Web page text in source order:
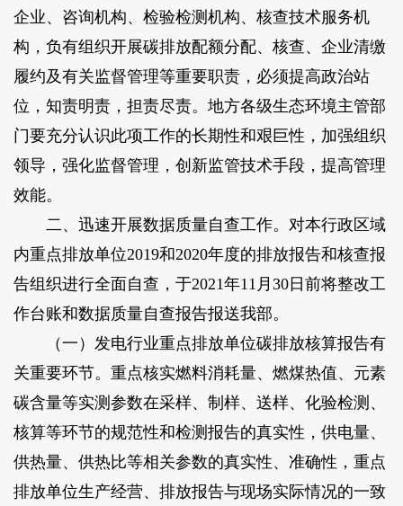
企业、咨询机构、检验检测机构、核查技术服务机
构，负有组织开展碳排放配额分配、核查、企业清缴
履约及有关监督管理等重要职责，必须提高政治站
位，知责明责，担责尽责。地方各级生态环境主管部
门要充分认识此项工作的长期性和艰巨性，加强组织
领导，强化监督管理，创新监管技术手段，提高管理
效能。
二、迅速开展数据质量自查工作。对本行政区域
内重点排放单位2019和2020年度的排放报告和核查报
告组织进行全面自查，于2021年11月30日前将整改工
作台账和数据质量自查报告报送我部。
（一）发电行业重点排放单位碳排放核算报告有
关重要环节。重点核实燃料消耗量、燃煤热值、元素
碳含量等实测参数在采样、制样、送样、化验检测、
核算等环节的规范性和检测报告的真实性，供电量、
供热量、供热比等相关参数的真实性、准确性，重点
排放单位生产经营、排放报告与现场实际情况的一致